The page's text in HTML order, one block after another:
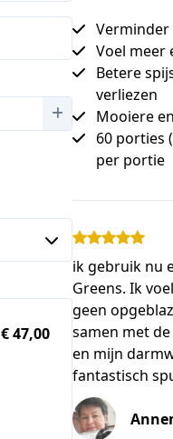
Verminder
Voel meer
Betere
verliezen
Mooiere
60 porties
per portie
ik gebruik nu
Greens. Ik
geen
samen met
en mijn
fantastisch
€ 47,00